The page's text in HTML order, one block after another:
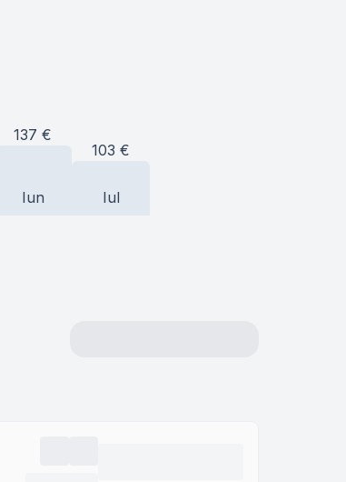
137 €
Iun
103 €
Iul